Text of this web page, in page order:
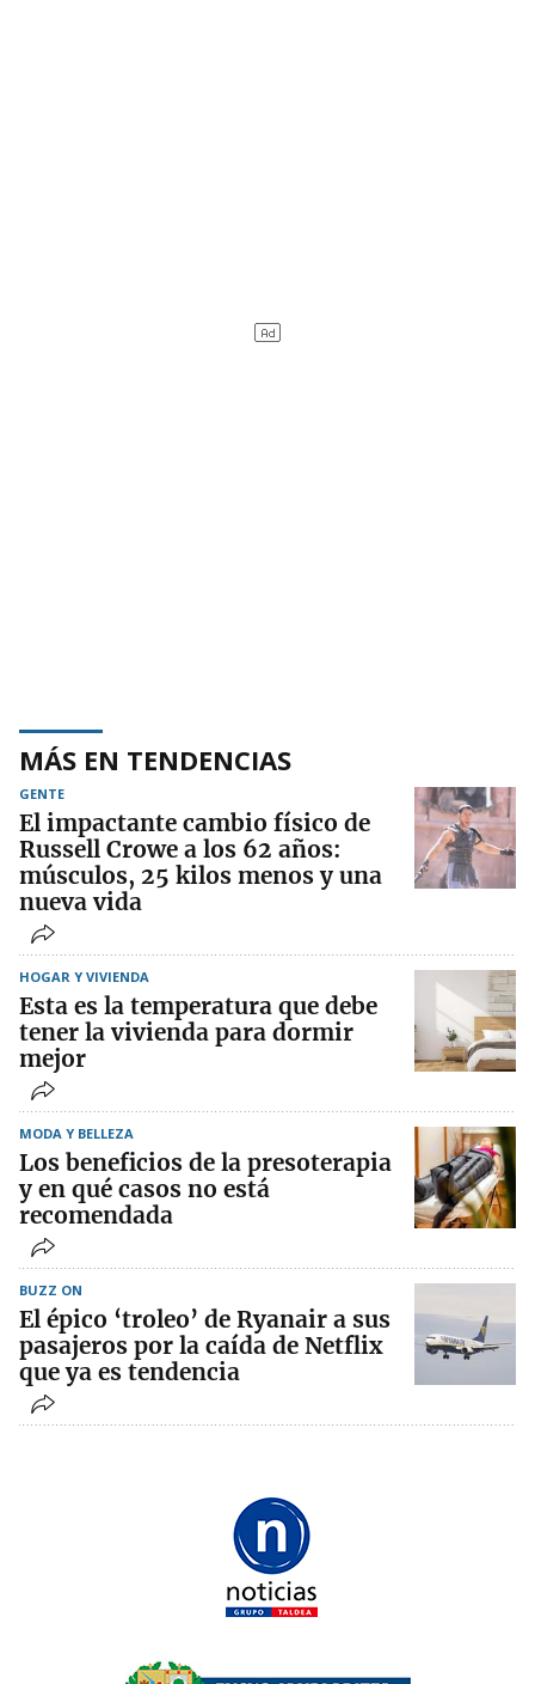
MÁS EN TENDENCIAS
GENTE
El impactante cambio físico de
Russell Crowe a los 62 años:
músculos, 25 kilos menos y una
nueva vida
HOGAR Y VIVIENDA
Esta es la temperatura que debe
tener la vivienda para dormir
mejor
MODA Y BELLEZA
Los beneficios de la presoterapia
y en qué casos no está
recomendada
BUZZ ON
El épico ‘troleo’ de Ryanair a sus
pasajeros por la caída de Netflix
que ya es tendencia